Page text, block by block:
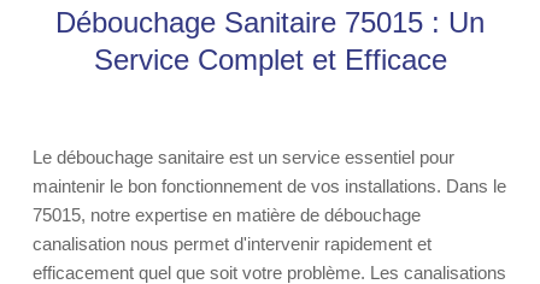
Débouchage Sanitaire 75015 : Un
Service Complet et Efficace
Le débouchage sanitaire est un service essentiel pour
maintenir le bon fonctionnement de vos installations. Dans le
75015, notre expertise en matière de débouchage
canalisation nous permet d'intervenir rapidement et
efficacement quel que soit votre problème. Les canalisations